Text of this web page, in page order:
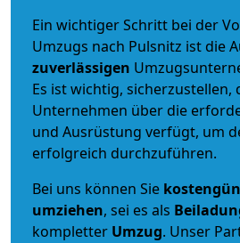
Ein wichtiger Schritt bei der
Umzugs nach Pulsnitz ist die
zuverlässigen
Es ist wichtig, sicherzustellen,
Unternehmen über die
und Ausrüstung verfügt, um
erfolgreich durchzuführen.
Bei uns können Sie
umziehen, sei es als
kompletter Umzug. Unser